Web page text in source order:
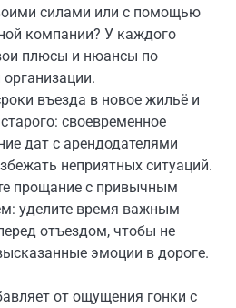
силами или с помощью
компании? У каждого
плюсы и нюансы по
въезда в новое жильё и
своевременное
дат с арендодателями
неприятных ситуаций.
прощание с привычным
уделите время важным
отъездом, чтобы не
эмоции в дороге.
от ощущения гонки с